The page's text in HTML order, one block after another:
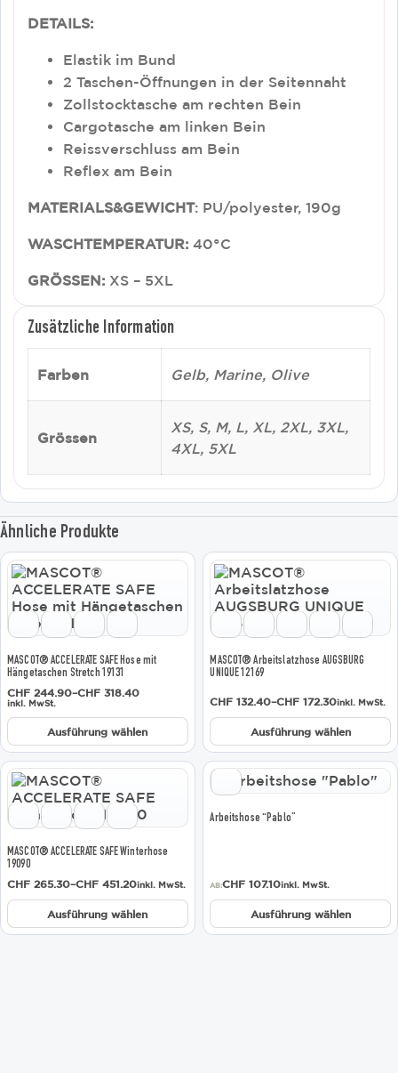
DETAILS:
Elastik im Bund
2 Taschen-Öffnungen in der Seitennaht
Zollstocktasche am rechten Bein
Cargotasche am linken Bein
Reissverschluss am Bein
Reflex am Bein
MATERIALS&GEWICHT: PU/polyester, 190g
WASCHTEMPERATUR:40°C
GRÖSSEN:XS – 5XL
Zusätzliche Information
Farben Gelb, Marine, Olive
Grössen
XS, S, M, L, XL, 2XL, 3XL,
4XL, 5XL
Ähnliche Produkte
MASCOT® ACCELERATE SAFE Hose mit
Hängetaschen Stretch 19131
CHF 244.90–CHF 318.40
Preisspanne:
CHF 244.90
bis
CHF 318.40
inkl. MwSt.
Ausführung wählen
Dieses
Produkt
weist
mehrere
Varianten
Die
können
auf
Produktseite
gewählt
werden
MASCOT® Arbeitslatzhose AUGSBURG
UNIQUE 12169
CHF 132.40–CHF 172.30
Preisspanne:
bis
CHF 172.30
inkl. MwSt.
Ausführung wählen
Dieses
Produkt
weist
mehrere
Varianten
Die
können
auf
Produktseite
gewählt
werden
MASCOT® ACCELERATE SAFE Winterhose
19090
CHF 265.30–CHF 451.20
Preisspanne:
bis
CHF 451.20
inkl. MwSt.
Ausführung wählen
Dieses
Produkt
weist
mehrere
Varianten
auf.
Die
Optionen
können
auf
Arbeitshose “Pablo”
AB:CHF 107.10inkl. MwSt.
Ausführung wählen
Dieses
Produkt
weist
mehrere
Die
Optionen
können
auf